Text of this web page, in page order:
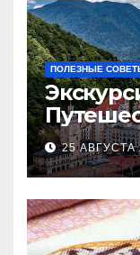
ПОЛЕЗНЫЕ
25 АВГУСТА